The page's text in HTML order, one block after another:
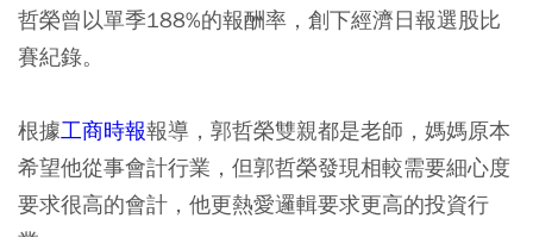
哲榮曾以單季188%的報酬率，創下經濟日報選股比
賽紀錄。
根據工商時報報導，郭哲榮雙親都是老師，媽媽原本
希望他從事會計行業，但郭哲榮發現相較需要細心度
要求很高的會計，他更熱愛邏輯要求更高的投資行